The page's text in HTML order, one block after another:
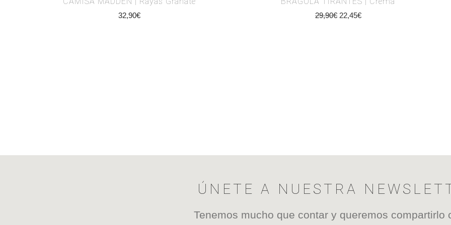
32,90€ 29,90€ 22,45€
ÚNETE A NUESTRA
Tenemos mucho que contar y queremos compartirlo